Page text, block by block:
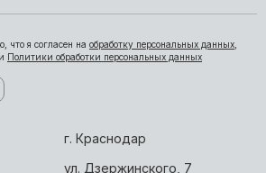
что я согласен на обработку персональных данных
Политики обработки персональных данных
г. Краснодар
ул. Дзержинского, 7